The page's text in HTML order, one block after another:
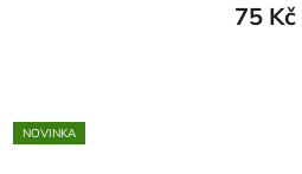
75 Kč
NOVINKA